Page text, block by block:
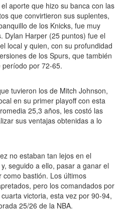
aporte que hizo su banca con las
que convirtieron sus suplentes,
de los Knicks, fue muy
Dylan Harper (25 puntos) fue el
local y quien, con su profundidad
de los Spurs, que también
por 72-65.
tuvieron los de Mitch Johnson,
en su primer playoff con esta
25,3 años, les costó las
sus ventajas obtenidas a lo
no estaban tan lejos en el
seguido a ello, pasar a ganar el
bastión. Los últimos
pero los comandados por
victoria, esta vez por 90-94,
25/26 de la NBA.